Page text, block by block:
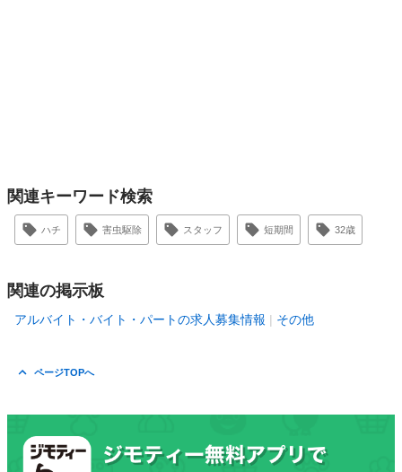
関連キーワード検索
ハチ 害虫駆除 スタッフ 短期間 32歳
関連の掲示板
アルバイト・バイト・パートの求人募集情報 その他
ページTOPへ